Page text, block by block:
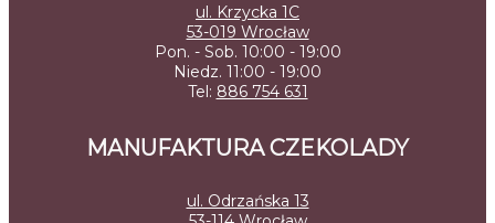
ul. Krzycka 1C
53-019 Wrocław
Pon. - Sob. 10:00 - 19:00
Niedz. 11:00 - 19:00
Tel: 886 754 631
MANUFAKTURA CZEKOLADY
ul. Odrzańska 13